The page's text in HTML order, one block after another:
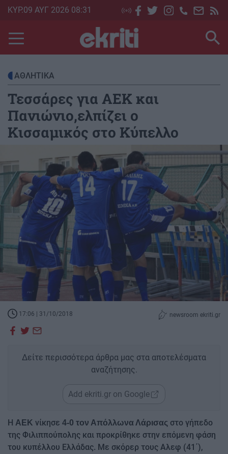
Skip
main
content
ΚΥΡ.09 ΑΥΓ 2026 08:31
ΑΘΛΗΤΙΚΑ
Τεσσάρες για ΑΕΚ και
Πανιώνιο,ελπίζει ο
Κισσαμικός στο Κύπελλο
17:06 | 31/10/2018 newsroom ekriti.gr
Δείτε περισσότερα άρθρα μας στα αποτελέσματα
αναζήτησης.
Add ekriti.gr on Google
Η ΑΕΚ νίκησε 4-0 τον Απόλλωνα Λάρισας στο γήπεδο
της Φιλιππούπολης και προκρίθηκε στην επόμενη φάση
του κυπέλλου Ελλάδας. Με σκόρερ τους Αλεφ (41΄),